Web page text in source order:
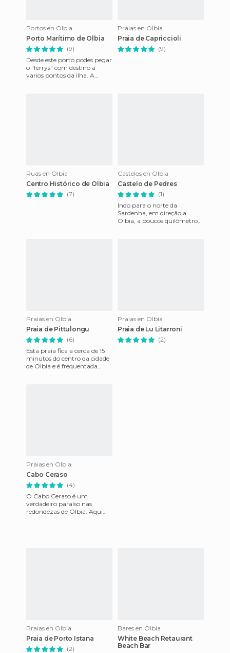
Portos en Olbia
Porto Marítimo de Olbia
(9)
Desde este porto podes pegar
o "ferrys" com destino a
varios pontos da ilha. A
Praias en Olbia
Praia de Capriccioli
(9)
Ruas en Olbia
Centro Histórico de Olbia
(7)
Castelos en Olbia
Castelo de Pedres
(1)
Indo para o norte da
Sardenha, em direção a
Olbia, a poucos quilômetros
Praias en Olbia
Praia de Pittulongu
(6)
Esta praia fica a cerca de 15
minutos do centro da cidade
de Olbia e é frequentada
Praias en Olbia
Praia de Lu Litarroni
(2)
Praias en Olbia
Cabo Ceraso
(4)
O Cabo Ceraso é um
verdadeiro paraíso nas
redondezas de Olbia. Aqui
Praias en Olbia
Praia de Porto Istana
(2)
Bares en Olbia
White Beach Retaurant
Beach Bar